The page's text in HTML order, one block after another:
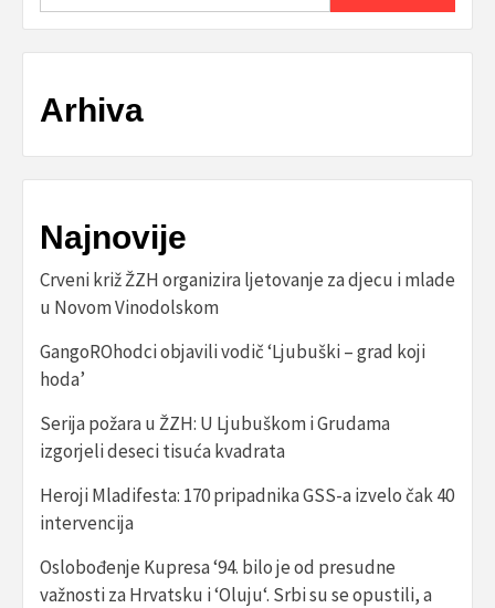
Arhiva
Najnovije
Crveni križ ŽZH organizira ljetovanje za djecu i mlade
u Novom Vinodolskom
GangoROhodci objavili vodič ‘Ljubuški – grad koji
hoda’
Serija požara u ŽZH: U Ljubuškom i Grudama
izgorjeli deseci tisuća kvadrata
Heroji Mladifesta: 170 pripadnika GSS-a izvelo čak 40
intervencija
Oslobođenje Kupresa ‘94. bilo je od presudne
važnosti za Hrvatsku i ‘Oluju‘. Srbi su se opustili, a